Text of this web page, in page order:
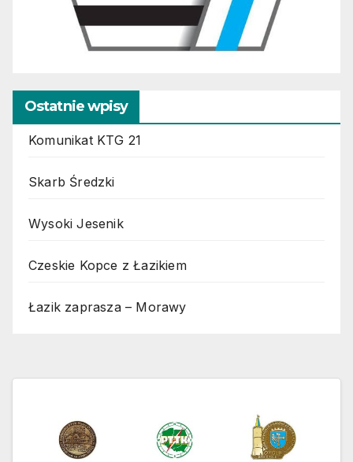
Ostatnie wpisy
Komunikat KTG 21
Skarb Średzki
Wysoki Jesenik
Czeskie Kopce z Łazikiem
Łazik zaprasza – Morawy